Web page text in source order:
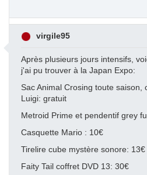
virgile95
Après plusieurs jours intensifs,
j'ai pu trouver à la Japan Expo:
Sac Animal Crosing toute saison,
Luigi: gratuit
Metroid Prime et pendentif grey
Casquette Mario : 10€
Tirelire cube mystère sonore: 13€
Faity Tail coffret DVD 13: 30€